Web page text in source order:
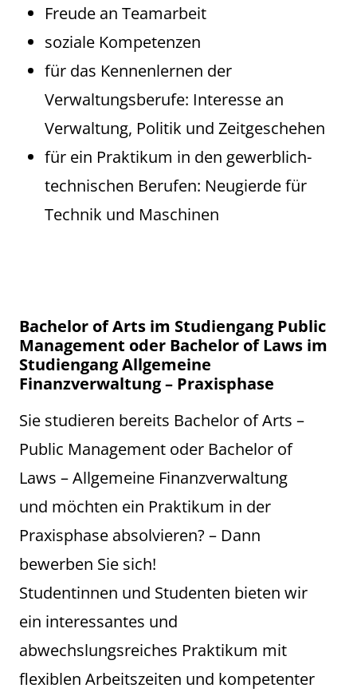
Freude an Teamarbeit
soziale Kompetenzen
für das Kennenlernen der
Verwaltungsberufe: Interesse an
Verwaltung, Politik und Zeitgeschehen
für ein Praktikum in den gewerblich-
technischen Berufen: Neugierde für
Technik und Maschinen
Bachelor of Arts im Studiengang Public
Management oder Bachelor of Laws im
Studiengang Allgemeine
Finanzverwaltung – Praxisphase
Sie studieren bereits Bachelor of Arts –
Public Management oder Bachelor of
Laws – Allgemeine Finanzverwaltung
und möchten ein Praktikum in der
Praxisphase absolvieren? – Dann
bewerben Sie sich!
Studentinnen und Studenten bieten wir
ein interessantes und
abwechslungsreiches Praktikum mit
flexiblen Arbeitszeiten und kompetenter